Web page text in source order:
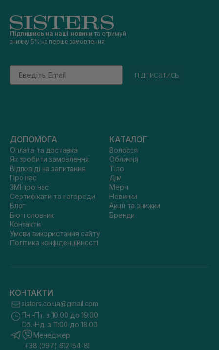
Підпишись на наші новини та отримуй
знижку 5% на перше замовлення
Email
підписатись
ДОПОМОГА
Оплата та доставка
Як зробити замовлення
Відповіді на запитання
Про нас
ЗМІ про нас
Сертифікати та нагороди
Блог
Бюті словник
Контакти
Умови використання сайту
Політика конфіденційності
КАТАЛОГ
Волосся
Обличчя
Тіло
Дім
Мерч
Новинки
Акції та знижки
Бренди
КОНТАКТИ
sisters.co.ua@gmail.com
Пн.-Пт. з 10:00 до 19:00
Сб.-Нд. з 11:00 до 18:00
Менеджер
+38 (097) 612-54-81